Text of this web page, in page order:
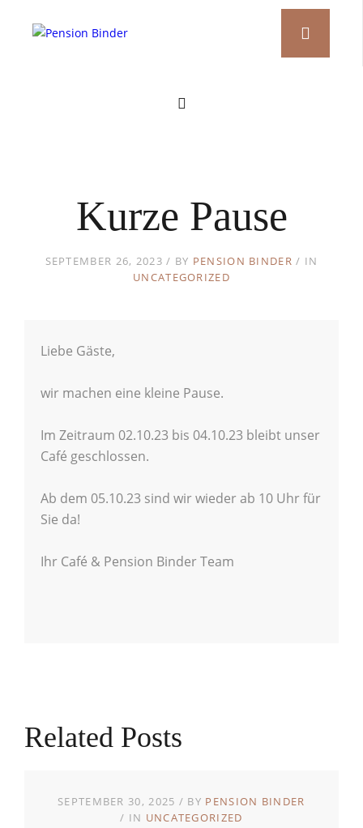
Kurze Pause
SEPTEMBER 26, 2023 BY PENSION BINDER
IN
UNCATEGORIZED
Liebe Gäste,
wir machen eine kleine Pause.
Im Zeitraum 02.10.23 bis 04.10.23 bleibt unser
Café geschlossen.
Ab dem 05.10.23 sind wir wieder ab 10 Uhr für
Sie da!
Ihr Café & Pension Binder Team
Related Posts
SEPTEMBER 30, 2025 BY PENSION BINDER
IN UNCATEGORIZED